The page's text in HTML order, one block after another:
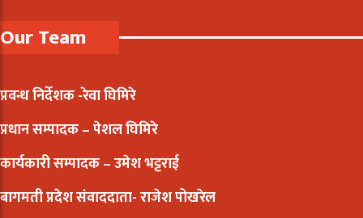
Our Team
प्रवन्ध निर्देशक -रेवा घिमिरे
प्रधान सम्पादक – पेशल घिमिरे
कार्यकारी सम्पादक – उमेश भट्टराई
बागमती प्रदेश संवाददाता- राजेश पोखरेल